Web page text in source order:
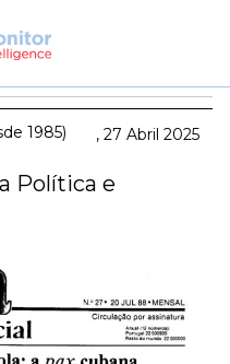
1985) 27 Abril 2025
Política e